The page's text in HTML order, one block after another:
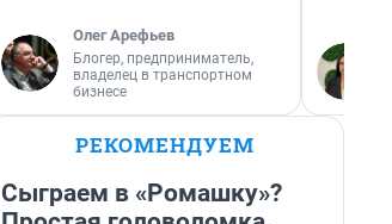
Олег Арефьев
Блогер, предприниматель,
владелец в транспортном
бизнесе
РЕКОМЕНДУЕМ
Сыграем в «Ромашку»?